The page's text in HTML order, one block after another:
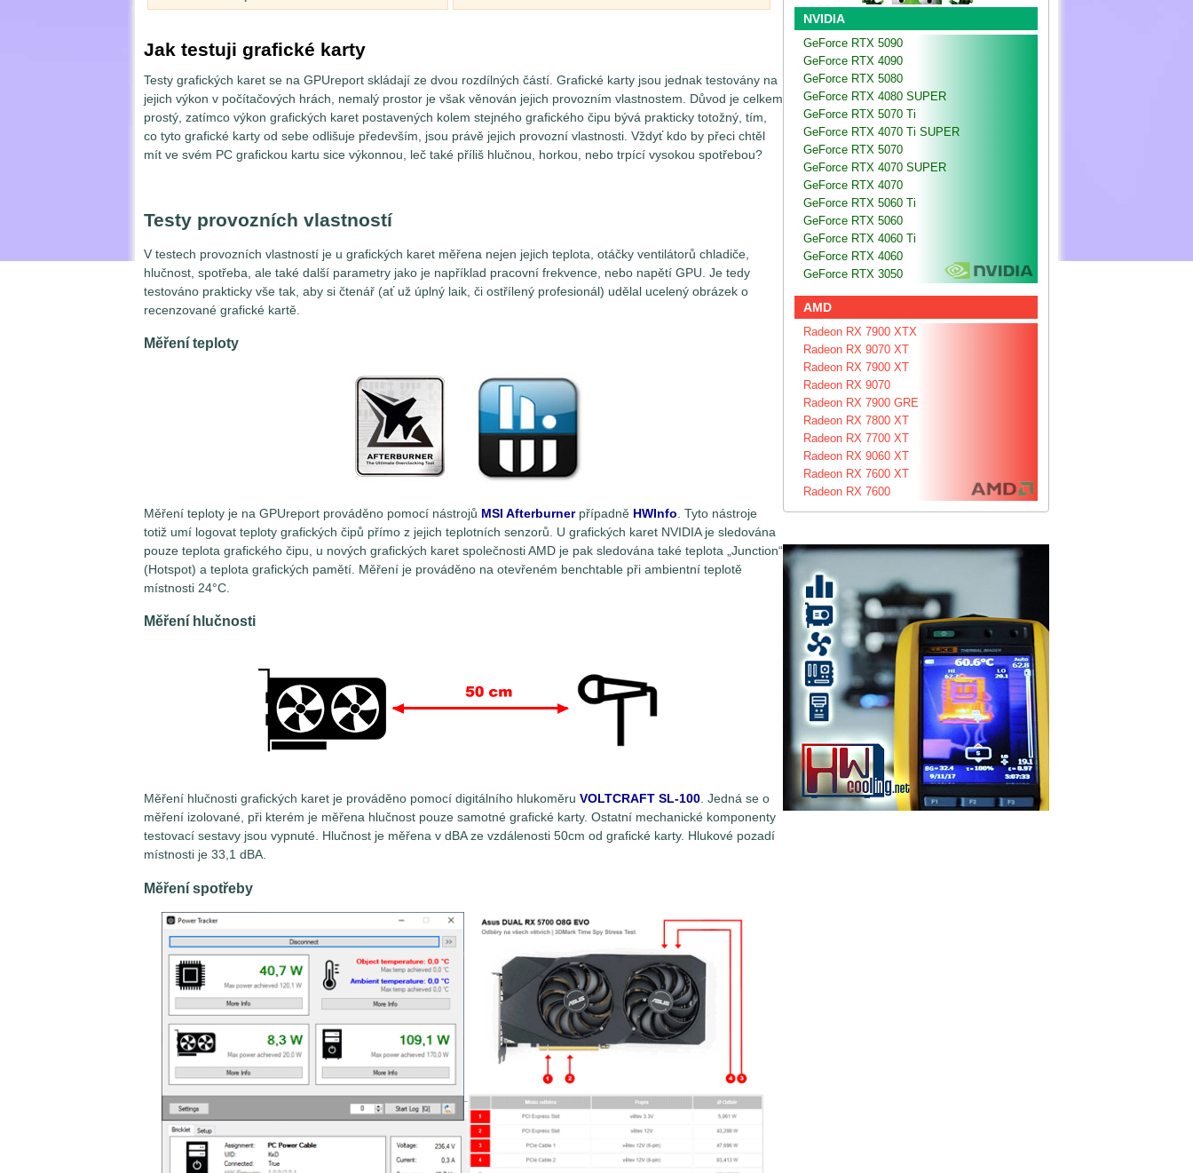
Jak testuji grafické karty
Testy grafických karet se na GPUreport skládají ze dvou rozdílných částí. Grafické karty jsou jednak testovány na
jejich výkon v počítačových hrách, nemalý prostor je však věnován jejich provozním vlastnostem. Důvod je celkem
prostý, zatímco výkon grafických karet postavených kolem stejného grafického čipu bývá prakticky totožný, tím,
co tyto grafické karty od sebe odlišuje především, jsou právě jejich provozní vlastnosti. Vždyť kdo by přeci chtěl
mít ve svém PC grafickou kartu sice výkonnou, leč také příliš hlučnou, horkou, nebo trpící vysokou spotřebou?
Testy provozních vlastností
V testech provozních vlastností je u grafických karet měřena nejen jejich teplota, otáčky ventilátorů chladiče,
hlučnost, spotřeba, ale také další parametry jako je například pracovní frekvence, nebo napětí GPU. Je tedy
testováno prakticky vše tak, aby si čtenář (ať už úplný laik, či ostřílený profesionál) udělal ucelený obrázek o
recenzované grafické kartě.
Měření teploty
Měření teploty je na GPUreport prováděno pomocí nástrojů MSI Afterburnerpřípadně HWInfo . Tyto nástroje
totiž umí logovat teploty grafických čipů přímo z jejich teplotních senzorů. U grafických karet NVIDIA je sledována
pouze teplota grafického čipu, u nových grafických karet společnosti AMD je pak sledována také teplota „Junction“
(Hotspot) a teplota grafických pamětí. Měření je prováděno na otevřeném benchtable při ambientní teplotě
místnosti 24°C.
Měření hlučnosti
Měření hlučnosti grafických karet je prováděno pomocí digitálního hlukoměru VOLTCRAFT SL-100. Jedná se o
měření izolované, při kterém je měřena hlučnost pouze samotné grafické karty. Ostatní mechanické komponenty
testovací sestavy jsou vypnuté. Hlučnost je měřena v dBA ze vzdálenosti 50cm od grafické karty. Hlukové pozadí
místnosti je 33,1 dBA.
Měření spotřeby
NVIDIA
GeForce RTX 5090
GeForce RTX 4090
GeForce RTX 5080
GeForce RTX 4080 SUPER
GeForce RTX 5070 Ti
GeForce RTX 4070 Ti SUPER
GeForce RTX 5070
GeForce RTX 4070 SUPER
GeForce RTX 4070
GeForce RTX 5060 Ti
GeForce RTX 5060
GeForce RTX 4060 Ti
GeForce RTX 4060
GeForce RTX 3050
AMD
Radeon RX 7900 XTX
Radeon RX 9070 XT
Radeon RX 7900 XT
Radeon RX 9070
Radeon RX 7900 GRE
Radeon RX 7800 XT
Radeon RX 7700 XT
Radeon RX 9060 XT
Radeon RX 7600 XT
Radeon RX 7600